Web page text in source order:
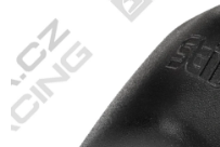
TÝM
A
SERVIS